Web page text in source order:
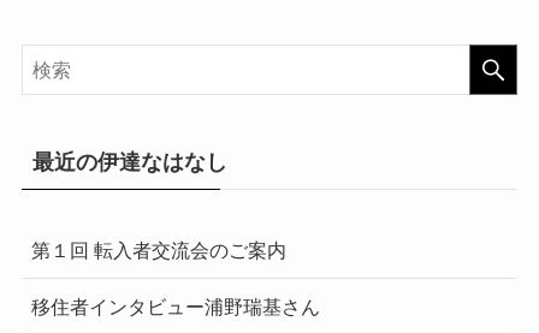
最近の伊達なはなし
第１回 転入者交流会のご案内
移住者インタビュー浦野瑞基さん